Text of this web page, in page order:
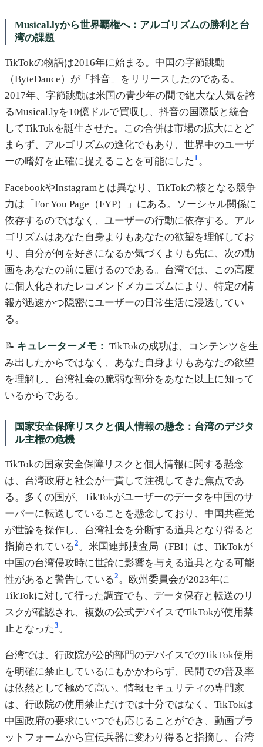
Musical.lyから世界覇権へ：アルゴリズムの勝利と台
湾の課題
TikTokの物語は2016年に始まる。中国の字節跳動
（ByteDance）が「抖音」をリリースしたのである。
2017年、字節跳動は米国の青少年の間で絶大な人気を誇
るMusical.lyを10億ドルで買収し、抖音の国際版と統合
してTikTokを誕生させた。この合併は市場の拡大にとど
まらず、アルゴリズムの進化でもあり、世界中のユーザ
ーの嗜好を正確に捉えることを可能にした 1 。
FacebookやInstagramとは異なり、TikTokの核となる競争
力は「For You Page（FYP）」にある。ソーシャル関係に
依存するのではなく、ユーザーの行動に依存する。アル
ゴリズムはあなた自身よりもあなたの欲望を理解してお
り、自分が何を好きになるか気づくよりも先に、次の動
画をあなたの前に届けるのである。台湾では、この高度
に個人化されたレコメンドメカニズムにより、特定の情
報が迅速かつ隠密にユーザーの日常生活に浸透してい
る。
📝 キュレーターメモ： TikTokの成功は、コンテンツを生
み出したからではなく、あなた自身よりもあなたの欲望
を理解し、台湾社会の脆弱な部分をあなた以上に知って
いるからである。
国家安全保障リスクと個人情報の懸念：台湾のデジタ
ル主権の危機
TikTokの国家安全保障リスクと個人情報に関する懸念
は、台湾政府と社会が一貫して注視してきた焦点であ
る。多くの国が、TikTokがユーザーのデータを中国のサ
ーバーに転送していることを懸念しており、中国共産党
が世論を操作し、台湾社会を分断する道具となり得ると
指摘されている2 。米国連邦捜査局（FBI）は、TikTokが
中国の台湾侵攻時に世論に影響を与える道具となる可能
性があると警告している2 。欧州委員会が2023年に
TikTokに対して行った調査でも、データ保存と転送のリ
スクが確認され、複数の公式デバイスでTikTokが使用禁
止となった3 。
台湾では、行政院が公的部門のデバイスでのTikTok使用
を明確に禁止しているにもかかわらず、民間での普及率
は依然として極めて高い。情報セキュリティの専門家
は、行政院の使用禁止だけでは十分ではなく、TikTokは
中国政府の要求にいつでも応じることができ、動画プラ
ットフォームから宣伝兵器に変わり得ると指摘し、台湾